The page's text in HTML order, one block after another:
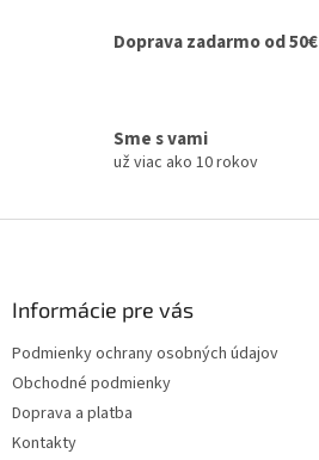
Doprava zadarmo od 50€
Sme s vami
už viac ako 10 rokov
Informácie pre vás
Podmienky ochrany osobných údajov
Obchodné podmienky
Doprava a platba
Kontakty